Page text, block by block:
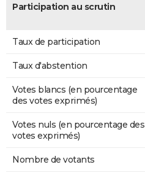
Participation au scrutin
Taux de participation
Taux d'abstention
Votes blancs (en pourcentage
des votes exprimés)
Votes nuls (en pourcentage des
votes exprimés)
Nombre de votants